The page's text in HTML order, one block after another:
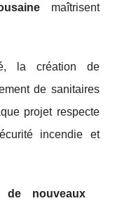
maîtrisent
la création de
de sanitaires
projet respecte
incendie et
de nouveaux